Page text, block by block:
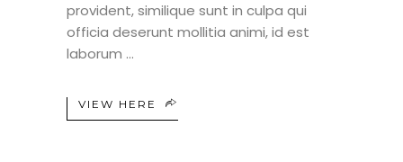
provident, similique sunt in culpa qui
officia deserunt mollitia animi, id est
laborum
VIEW HERE